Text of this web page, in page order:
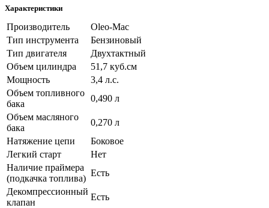
Характеристики
Производитель
Oleo-Mac
Тип инструмента
Бензиновый
Тип двигателя
Двухтактный
Объем цилиндра
51,7 куб.см
Мощность
3,4 л.с.
Объем топливного
бака
0,490 л
Объем масляного
бака
0,270 л
Натяжение цепи
Боковое
Легкий старт
Нет
Наличие праймера
(подкачка топлива)
Есть
Декомпрессионный
клапан
Есть